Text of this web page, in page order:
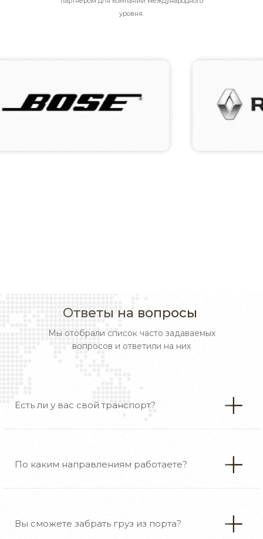
уровня.
Ответы на вопросы
Мы отобрали список часто задаваемых
вопросов и ответили на них
Есть ли у вас свой транспорт?
По каким направлениям работаете?
Вы сможете забрать груз из порта?